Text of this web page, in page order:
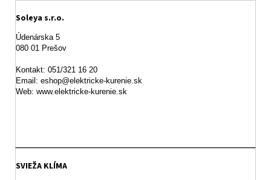
Soleya s.r.o.
Údenárska 5
080 01 Prešov
Kontakt: 051/321 16 20
Email: eshop@elektricke-kurenie.sk
Web: www.elektricke-kurenie.sk
SVIEŽA KLÍMA